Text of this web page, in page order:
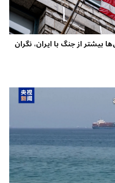
از جنگ با ایران، نگران